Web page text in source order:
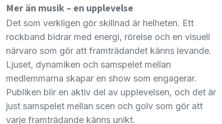
Mer än musik – en upplevelse
Det som verkligen gör skillnad är helheten. Ett
rockband bidrar med energi, rörelse och en visuell
närvaro som gör att framträdandet känns levande.
Ljuset, dynamiken och samspelet mellan
medlemmarna skapar en show som engagerar.
Publiken blir en aktiv del av upplevelsen, och det är
just samspelet mellan scen och golv som gör att
varje framträdande känns unikt.